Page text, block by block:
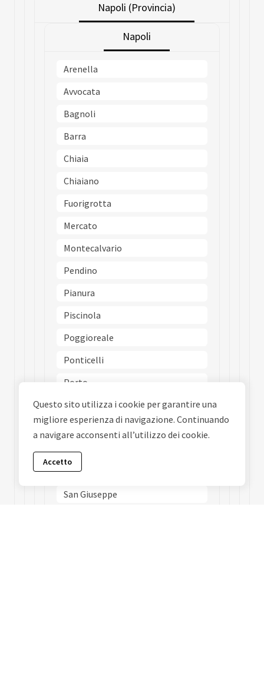
Napoli (Provincia)
Napoli
Arenella
Avvocata
Bagnoli
Barra
Chiaia
Chiaiano
Fuorigrotta
Mercato
Montecalvario
Pendino
Pianura
Piscinola
Poggioreale
Ponticelli
Porto
Posillipo
San Carlo Allarena
San Ferdinando
San Giovanni A Teduccio
San Giuseppe
Questo sito utilizza i cookie per garantire una
migliore esperienza di navigazione. Continuando
a navigare acconsenti all’utilizzo dei cookie.
Accetto